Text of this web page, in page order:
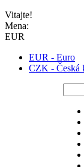
Vitajte!
Mena:
EUR
EUR - Euro
CZK - Česká